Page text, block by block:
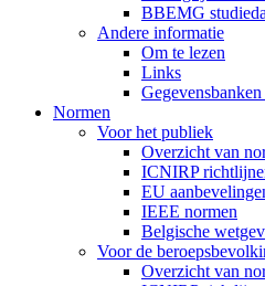
BBEMG
Andere informatie
Om te lezen
Links
Normen
Voor het publiek
Overzicht van
ICNIRP
EU
IEEE normen
Belgische
Voor de
Overzicht van